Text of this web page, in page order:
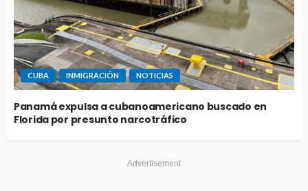
CUBA INMIGRACIÓN NOTICIAS
Panamá expulsa a cubanoamericano buscado en
Florida por presunto narcotráfico
Advertisement